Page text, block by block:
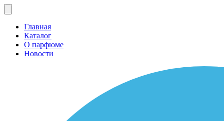
Главная
Каталог
О парфюме
Новости